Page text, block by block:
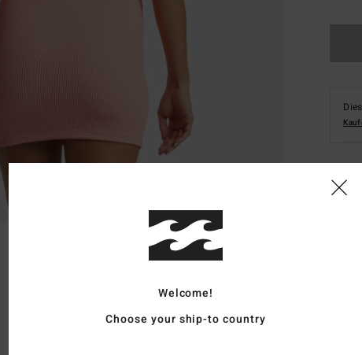
Welcome!
Choose your ship-to country